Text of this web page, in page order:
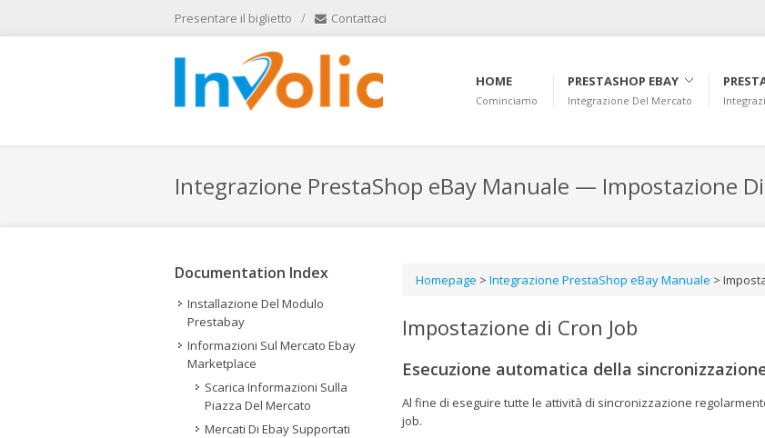
Presentare il biglietto / Contattaci
HOME
Cominciamo
PRESTASHOP EBAY
Integrazione Del Mercato
Integrazione PrestaShop eBay Manuale — Impostazione Di
Documentation Index
Installazione Del Modulo
Prestabay
Informazioni Sul Mercato Ebay
Marketplace
Scarica Informazioni Sulla
Piazza Del Mercato
Mercati Di Ebay Supportati
Homepage > Integrazione PrestaShop eBay Manuale >
Impostazione di Cron Job
Esecuzione automatica della
Al fine di eseguire tutte le attività di sincronizzazione
job.